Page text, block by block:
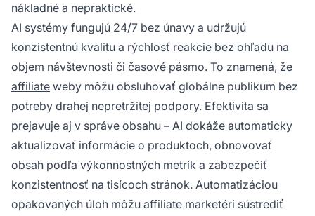
nákladné a nepraktické.
AI systémy fungujú 24/7 bez únavy a udržujú
konzistentnú kvalitu a rýchlosť reakcie bez ohľadu na
objem návštevnosti či časové pásmo. To znamená, že
affiliate weby môžu obsluhovať globálne publikum bez
potreby drahej nepretržitej podpory. Efektivita sa
prejavuje aj v správe obsahu – AI dokáže automaticky
aktualizovať informácie o produktoch, obnovovať
obsah podľa výkonnostných metrík a zabezpečiť
konzistentnosť na tisícoch stránok. Automatizáciou
opakovaných úloh môžu affiliate marketéri sústrediť